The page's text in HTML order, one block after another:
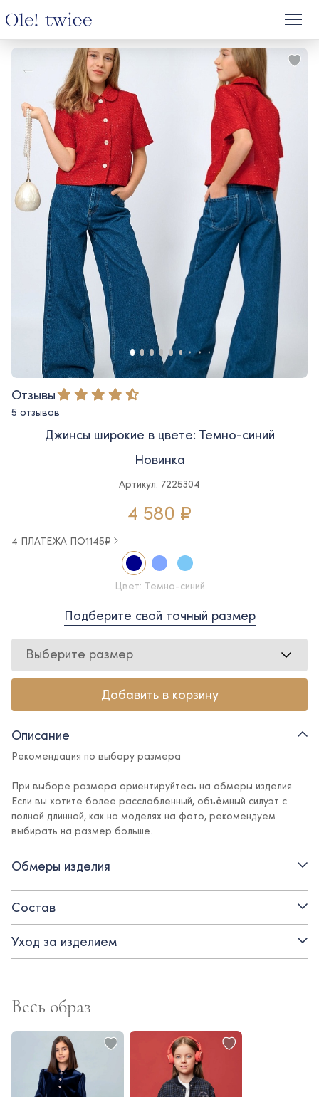
Отзывы
5 отзывов
Джинсы широкие в цвете: Темно-синий
Новинка
Артикул: 7225304
4 580 ₽
4 ПЛАТЕЖА ПО1145₽
Цвет: Темно-синий
Подберите свой точный размер
Выберите размер
Добавить в корзину
Описание
Рекомендация по выбору размера
При выборе размера ориентируйтесь на обмеры изделия.
Если вы хотите более расслабленный, объёмный силуэт с
полной длинной, как на моделях на фото, рекомендуем
выбирать на размер больше.
Стильные джинсы трендовой модели палаццо, выполнены из
премиальной плотной джинсовой ткани. Визуально удлиняют
силуэт и создают хрупкий и элегантный образ, отлично
сочетаются как с праздничным и официальным верхом, так и
резинка в поясе позволяет добиться оптимальной посадки по
талии.
- высокая посадка
- широкие штанины
- защипы в передней части
Обмеры изделия
Состав
Уход за изделием
Весь образ